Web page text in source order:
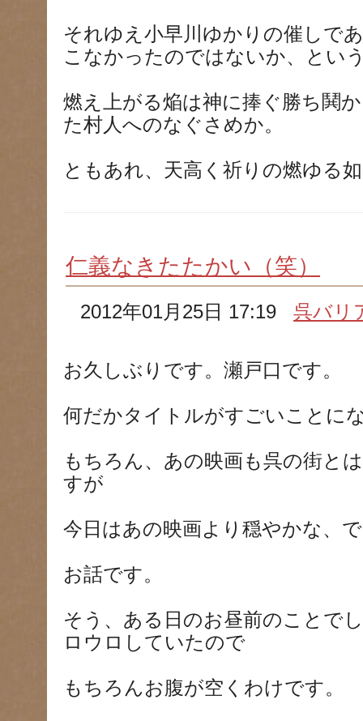
それゆえ小早川ゆかりの催しで
こなかったのではないか、とい
燃え上がる焔は神に捧ぐ勝ち鬨
た村人へのなぐさめか。
ともあれ、天高く祈りの燃ゆる
仁義なきたたかい（笑）
2012年01月25日 17:19呉バリ
お久しぶりです。瀬戸口です。
何だかタイトルがすごいことに
もちろん、あの映画も呉の街と
すが
今日はあの映画より穏やかな、
お話です。
そう、ある日のお昼前のことで
ロウロしていたので
もちろんお腹が空くわけです。